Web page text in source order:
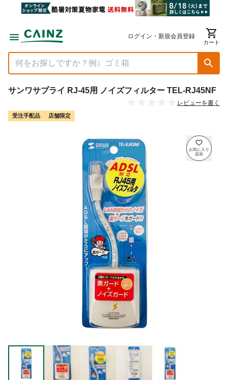
ログイン・新規会員登録
カート
サンワサプライ RJ-45用 ノイズフィルター TEL-RJ45NF
レビューを書く
受注手配品 店舗限定